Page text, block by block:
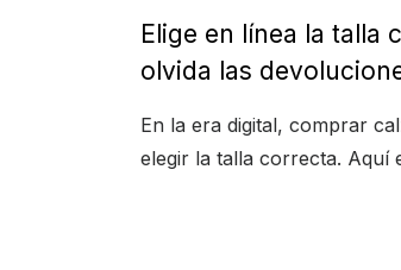
Elige en línea la talla
olvida las
En la era digital, comprar
elegir la talla correcta. Aquí